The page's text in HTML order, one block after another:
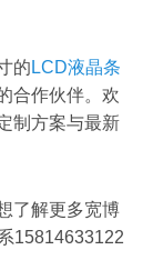
的 LCD液晶条
合作伙伴。欢
制方案与最新
了解更多宽博
15814633122